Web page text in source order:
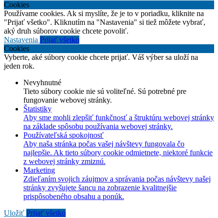
Cookies
Používame cookies. Ak si myslíte, že je to v poriadku, kliknite na
"Prijať všetko". Kliknutím na "Nastavenia" si tiež môžete vybrať,
aký druh súborov cookie chcete povoliť.
Nastavenia Prijať všetko
Cookies
Vyberte, aké súbory cookie chcete prijať. Váš výber sa uloží na
jeden rok.
Nevyhnutné
Tieto súbory cookie nie sú voliteľné. Sú potrebné pre
fungovanie webovej stránky.
Štatistiky
Aby sme mohli zlepšiť funkčnosť a štruktúru webovej stránky
na základe spôsobu používania webovej stránky.
Používateľská spokojnosť
Aby naša stránka počas vašej návštevy fungovala čo
najlepšie. Ak tieto súbory cookie odmietnete, niektoré funkcie
z webovej stránky zmiznú.
Marketing
Zdieľaním svojich záujmov a správania počas návštevy našej
stránky zvyšujete šancu na zobrazenie kvalitnejšie
prispôsobeného obsahu a ponúk.
Uložiť Prijať všetko